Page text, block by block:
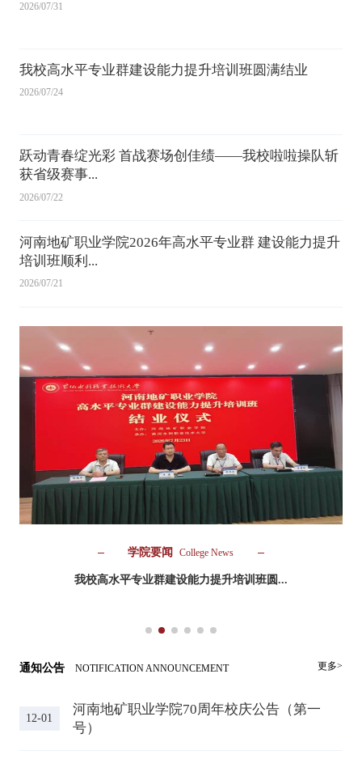
2026/07/31
我校高水平专业群建设能力提升培训班圆满结业
2026/07/24
跃动青春绽光彩 首战赛场创佳绩——我校啦啦操队斩
获省级赛事...
2026/07/22
河南地矿职业学院2026年高水平专业群 建设能力提升
培训班顺利...
2026/07/21
学院要闻 College News
我校高水平专业群建设能力提升培训班圆...
通知公告 NOTIFICATION ANNOUNCEMENT 更多>
12-01
河南地矿职业学院70周年校庆公告（第一
号）